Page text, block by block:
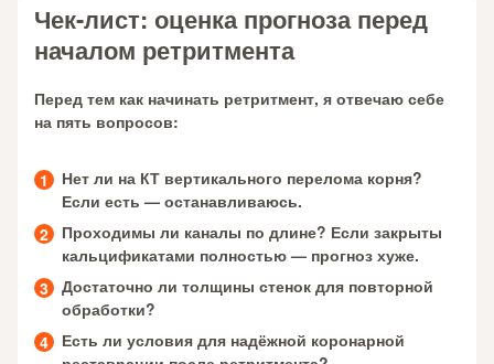
Чек-лист: оценка прогноза перед
началом ретритмента
Перед тем как начинать ретритмент, я отвечаю себе
на пять вопросов:
Нет ли на КТ вертикального перелома корня?
Если есть — останавливаюсь.
Проходимы ли каналы по длине? Если закрыты
кальцификатами полностью — прогноз хуже.
Достаточно ли толщины стенок для повторной
обработки?
Есть ли условия для надёжной коронарной